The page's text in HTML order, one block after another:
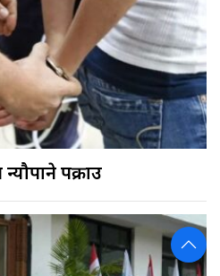
पक्राउ